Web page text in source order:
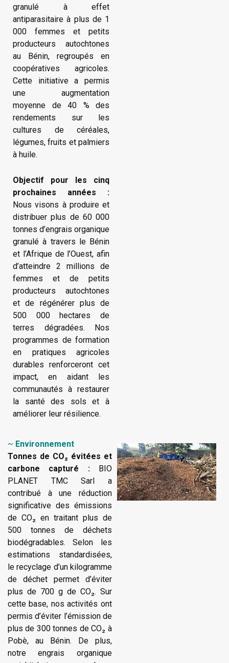
granulé à effet
antiparasitaire à plus de 1
000 femmes et petits
producteurs autochtones
au Bénin, regroupés en
coopératives agricoles.
Cette initiative a permis
une augmentation
moyenne de 40 % des
rendements sur les
cultures de céréales,
légumes, fruits et palmiers
à huile.
Objectif pour les cinq
prochaines années :
Nous visons à produire et
distribuer plus de 60 000
tonnes d’engrais organique
granulé à travers le Bénin
et l’Afrique de l’Ouest, afin
d’atteindre 2 millions de
femmes et de petits
producteurs autochtones
et de régénérer plus de
500 000 hectares de
terres dégradées. Nos
programmes de formation
en pratiques agricoles
durables renforceront cet
impact, en aidant les
communautés à restaurer
la santé des sols et à
améliorer leur résilience.
~ Environnement
Tonnes de CO₂ évitées et
carbone capturé :
BIO
PLANET TMC Sarl a
contribué à une réduction
significative des émissions
de CO₂ en traitant plus de
500 tonnes de déchets
biodégradables. Selon les
estimations standardisées,
le recyclage d’un kilogramme
de déchet permet d’éviter
plus de 700 g de CO₂. Sur
cette base, nos activités ont
permis d’éviter l’émission de
plus de 300 tonnes de CO₂ à
Pobè, au Bénin. De plus,
notre engrais organique